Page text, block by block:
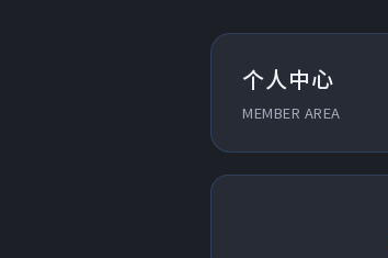
个人中心
MEMBER AREA